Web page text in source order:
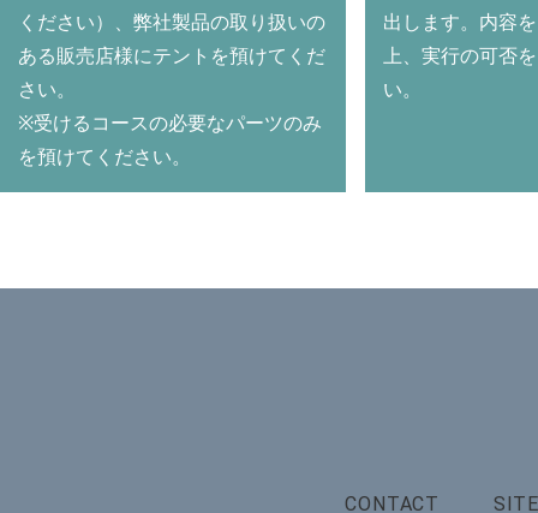
ください）、弊社製品の取り扱いの
ある販売店様にテントを預けてくだ
さい。
※受けるコースの必要なパーツのみ
を預けてください。
出します。内容
上、実行の可否
い。
CONTACT